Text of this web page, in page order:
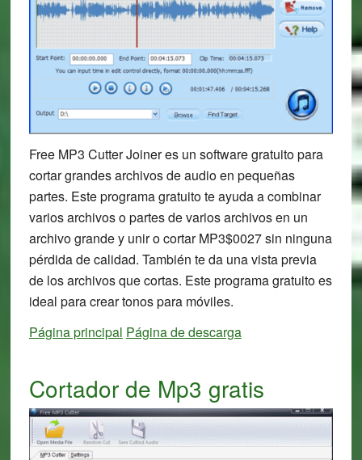
Free MP3 Cutter Joiner es un software gratuito para
cortar grandes archivos de audio en pequeñas
partes. Este programa gratuito te ayuda a combinar
varios archivos o partes de varios archivos en un
archivo grande y unir o cortar MP3$0027 sin ninguna
pérdida de calidad. También te da una vista previa
de los archivos que cortas. Este programa gratuito es
ideal para crear tonos para móviles.
Página principal Página de descarga
Cortador de Mp3 gratis